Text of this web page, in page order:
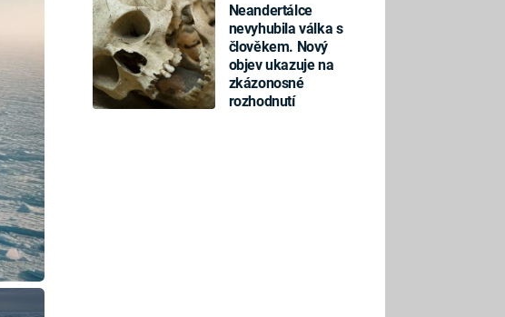
Neandertálce
nevyhubila válka s
člověkem. Nový
objev ukazuje na
zkázonosné
rozhodnutí